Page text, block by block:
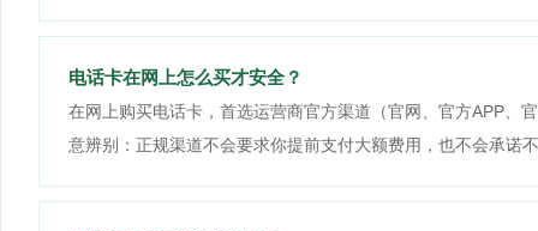
电话卡在网上怎么买才安全？
在网上购买电话卡，首选运营商官方渠道（官网、官方APP、
意辨别：正规渠道不会要求你提前支付大额费用，也不会承诺